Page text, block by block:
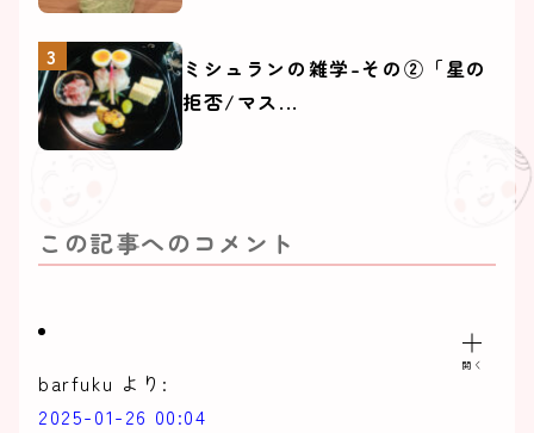
ミシュランの雑学-その②「星の
拒否/マス...
この記事へのコメント
barfuku より:
2025-01-26 00:04